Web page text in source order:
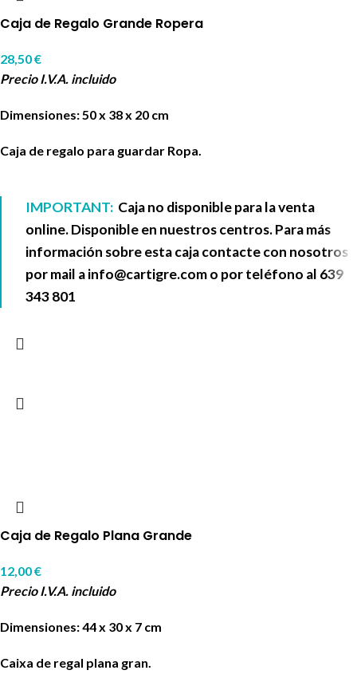
Caja de Regalo Grande Ropera
28,50€
Precio I.V.A. incluido
Dimensiones: 50 x 38 x 20 cm
Caja de regalo para guardar Ropa.
IMPORTANT: Caja no disponible para la venta
online. Disponible en nuestros centros. Para más
información sobre esta caja contacte con nosotros
por mail ainfo@cartigre.como por teléfono al 639
343 801
Caja de Regalo Plana Grande
12,00€
Precio I.V.A. incluido
Dimensiones: 44 x 30 x 7 cm
Caixa de regal plana gran.